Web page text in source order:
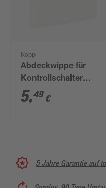
Kopp
Abdeckwippe für
Kontrollschalter
'Venedig' reinweiß
5,49 €
5 Jahre Garantie auf